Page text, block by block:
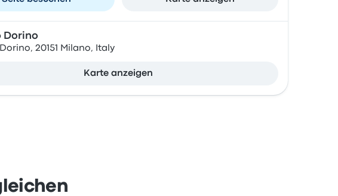
Dorino
20151 Milano, Italy
Karte anzeigen